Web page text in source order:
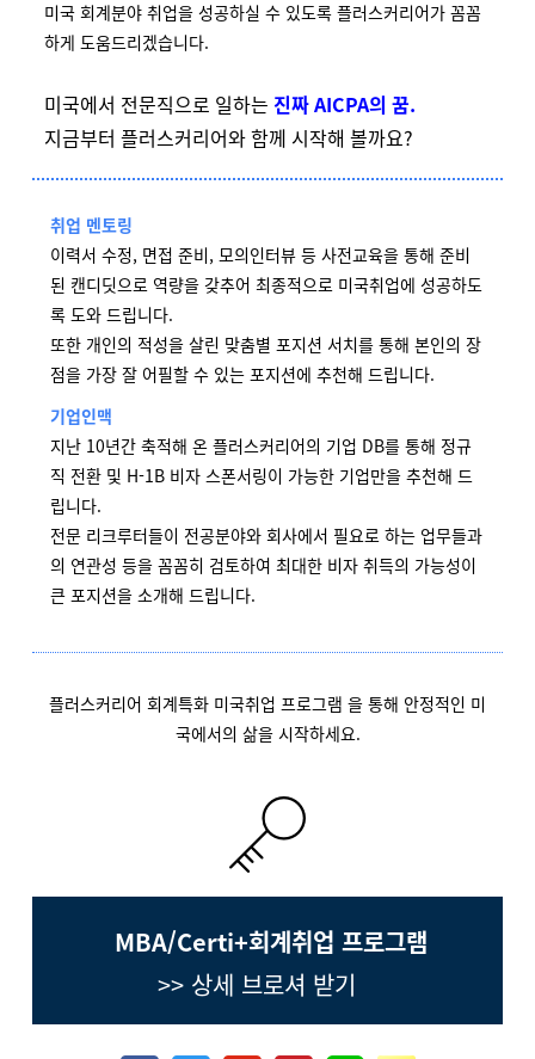
미국 회계분야 취업을 성공하실 수 있도록 플러스커리어가 꼼꼼
하게 도움드리겠습니다.
미국에서 전문직으로 일하는 진짜 AICPA의 꿈.
지금부터 플러스커리어와 함께 시작해 볼까요?
취업 멘토링
이력서 수정, 면접 준비, 모의인터뷰 등 사전교육을 통해 준비
된 캔디딧으로 역량을 갖추어 최종적으로 미국취업에 성공하도
록 도와 드립니다.
또한 개인의 적성을 살린 맞춤별 포지션 서치를 통해 본인의 장
점을 가장 잘 어필할 수 있는 포지션에 추천해 드립니다.
기업인맥
지난 10년간 축적해 온 플러스커리어의 기업 DB를 통해 정규
직 전환 및 H-1B 비자 스폰서링이 가능한 기업만을 추천해 드
립니다.
전문 리크루터들이 전공분야와 회사에서 필요로 하는 업무들과
의 연관성 등을 꼼꼼히 검토하여 최대한 비자 취득의 가능성이
큰 포지션을 소개해 드립니다.
플러스커리어 회계특화 미국취업 프로그램 을 통해 안정적인 미
국에서의 삶을 시작하세요.
MBA/Certi+회계취업 프로그램
>> 상세 브로셔 받기